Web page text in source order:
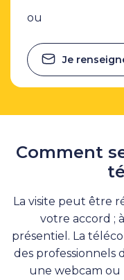
ou
Je
Comment
La visite peut être
votre accord ;
présentiel. La
des professionnels
une webcam ou